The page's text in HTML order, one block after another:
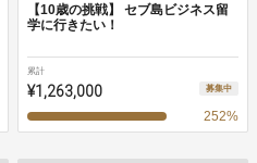
【10歳の挑戦】 セブ島ビジネス留
学に行きたい！
累計
¥1,263,000 募集中
252%